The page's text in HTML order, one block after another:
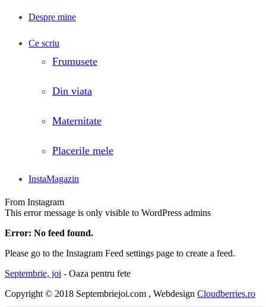
Despre mine
Ce scriu
Frumusete
Din viata
Maternitate
Placerile mele
InstaMagazin
From Instagram
This error message is only visible to WordPress admins
Error: No feed found.
Please go to the Instagram Feed settings page to create a feed.
Septembrie, joi - Oaza pentru fete
Copyright © 2018 Septembriejoi.com , Webdesign Cloudberries.ro